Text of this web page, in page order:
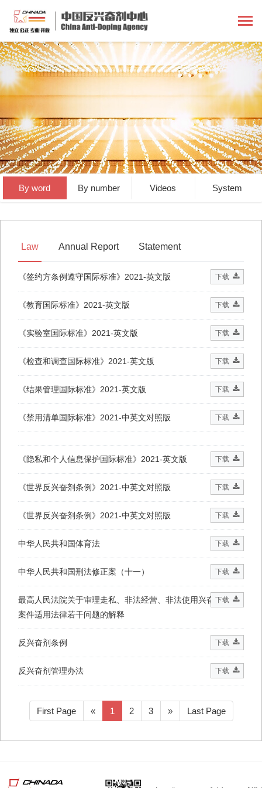
By word By number Videos System
Law Annual Report Statement
《签约方条例遵守国际标准》2021-英文版 下载
《教育国际标准》2021-英文版 下载
《实验室国际标准》2021-英文版 下载
《检查和调查国际标准》2021-英文版 下载
《结果管理国际标准》2021-英文版 下载
《禁用清单国际标准》2021-中英文对照版 下载
《隐私和个人信息保护国际标准》2021-英文版 下载
《世界反兴奋剂条例》2021-中英文对照版 下载
《世界反兴奋剂条例》2021-中英文对照版 下载
中华人民共和国体育法 下载
中华人民共和国刑法修正案（十一） 下载
最高人民法院关于审理走私、非法经营、非法使用兴奋剂刑事
案件适用法律若干问题的解释
下载
反兴奋剂条例 下载
反兴奋剂管理办法 下载
First Page « 1 2 3 » Last Page